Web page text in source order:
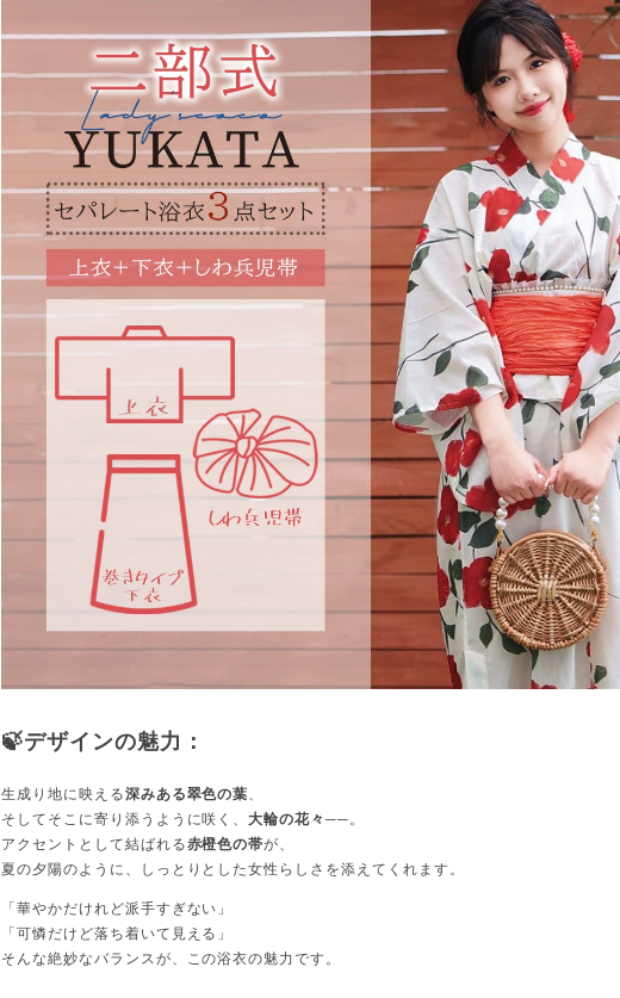
🍃デザインの魅力：
生成り地に映える深みある翠色の葉
そしてそこに寄り添うように咲く、大輪の花々──。
アクセントとして結ばれる赤橙色の帯が、
夏の夕陽のように、しっとりとした女性らしさを添えてくれます。
「華やかだけれど派手すぎない」
「可憐だけど落ち着いて見える」
そんな絶妙なバランスが、この浴衣の魅力です。